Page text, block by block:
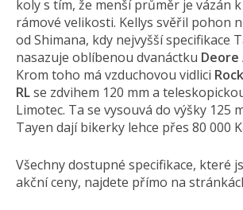
koly s tím, že menší průměr je vázán
rámové velikosti. Kellys svěřil pohon
od Shimana, kdy nejvyšší specifikace
nasazuje oblíbenou dvanáctku Deore
Krom toho má vzduchovou vidlici
RLse zdvihem 120 mm a
Limotec. Ta se vysouvá do výšky 125
Tayen dají bikerky lehce přes 80 000
Všechny dostupné specifikace, které
akční ceny, najdete přímo na